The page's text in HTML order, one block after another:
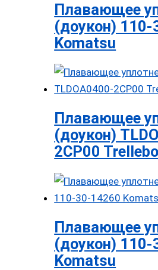
Плавающее
(доукон)
Komatsu
Плавающее
(доукон)
2CP00
Плавающее
(доукон)
Komatsu